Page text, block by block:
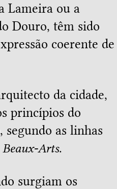
Lameira ou a
Douro, têm sido
coerente de
da cidade,
princípios do
segundo as linhas
Beaux-Arts.
surgiam os